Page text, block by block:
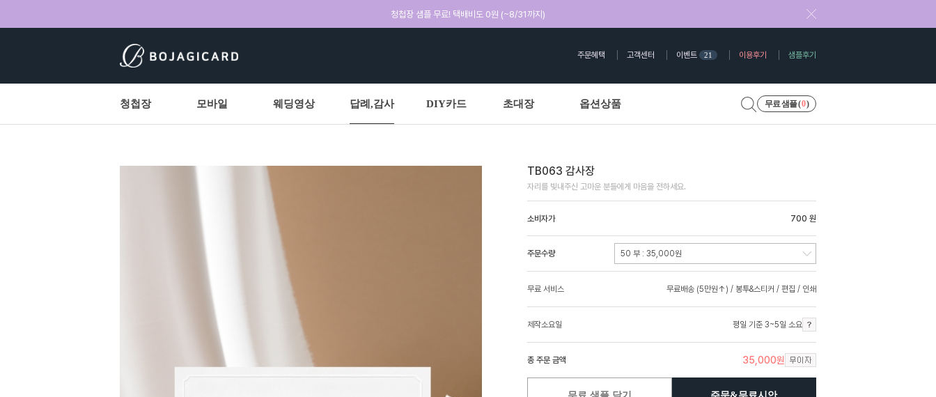
청첩장 샘플 무료! 택배비도 0원 (~8/31까지)
주문혜택 고객센터 이벤트 21 이용후기 샘플후기
청첩장 모바일 웨딩영상 답례,감사 DIY카드 초대장 옵션상품 무료 샘플 (0)
TB063 감사장
자리를 빛내주신 고마운 분들에게 마음을 전하세요.
소비자가 700 원
주문수량
무료 서비스 무료배송 (5만원↑) / 봉투&스티커 / 편집 / 인쇄
제작소요일 평일 기준 3~5일 소요
총 주문 금액 35,000원